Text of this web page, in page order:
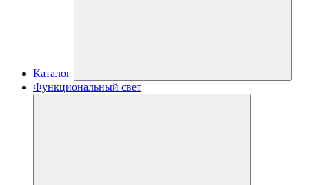
Каталог
Функциональный свет